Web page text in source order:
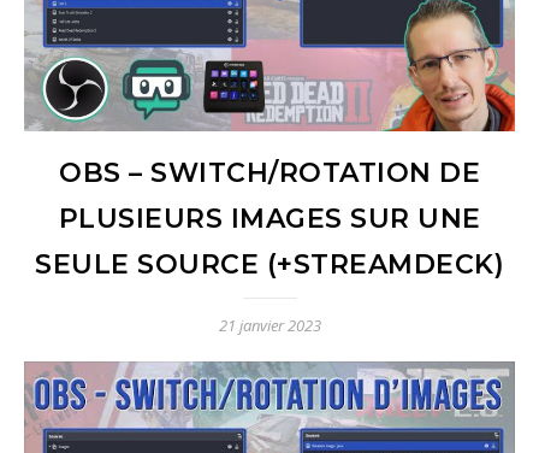
OBS – SWITCH/ROTATION DE
PLUSIEURS IMAGES SUR UNE
SEULE SOURCE (+STREAMDECK)
21 janvier 2023